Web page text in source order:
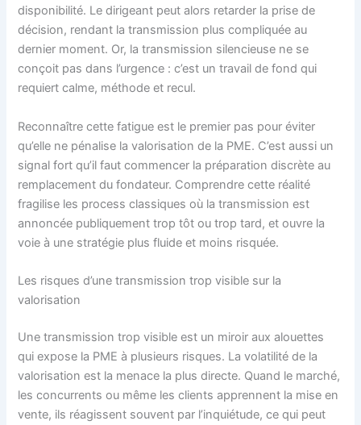
disponibilité. Le dirigeant peut alors retarder la prise de
décision, rendant la transmission plus compliquée au
dernier moment. Or, la transmission silencieuse ne se
conçoit pas dans l’urgence : c’est un travail de fond qui
requiert calme, méthode et recul.
Reconnaître cette fatigue est le premier pas pour éviter
qu’elle ne pénalise la valorisation de la PME. C’est aussi un
signal fort qu’il faut commencer la préparation discrète au
remplacement du fondateur. Comprendre cette réalité
fragilise les process classiques où la transmission est
annoncée publiquement trop tôt ou trop tard, et ouvre la
voie à une stratégie plus fluide et moins risquée.
Les risques d’une transmission trop visible sur la
valorisation
Une transmission trop visible est un miroir aux alouettes
qui expose la PME à plusieurs risques. La volatilité de la
valorisation est la menace la plus directe. Quand le marché,
les concurrents ou même les clients apprennent la mise en
vente, ils réagissent souvent par l’inquiétude, ce qui peut